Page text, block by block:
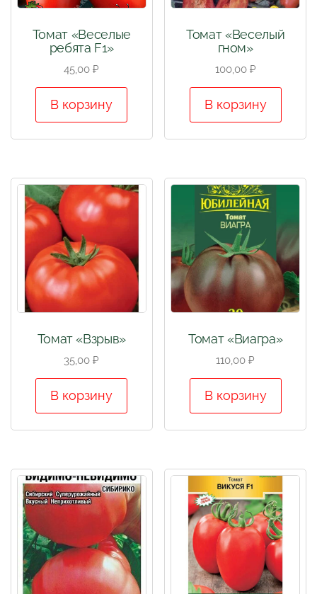
Томат «Веселые
ребята F1»
45,00₽
В корзину
Томат «Веселый
гном»
100,00 ₽
В корзину
Томат «Взрыв»
35,00₽
В корзину
Томат «Виагра»
110,00₽
В корзину